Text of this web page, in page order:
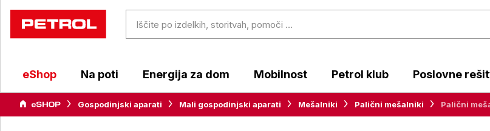
eShop Na poti Energija za dom Mobilnost Petrol klub Poslovne
Gospodinjski aparati Mali gospodinjski aparati Mešalniki Palični mešalniki Palični